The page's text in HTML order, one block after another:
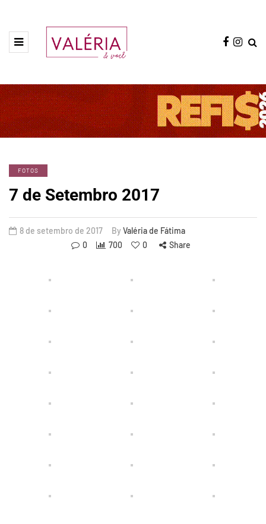
FOTOS
7 de Setembro 2017
8 de setembro de 2017 By Valéria de Fátima
0
700 0 Share